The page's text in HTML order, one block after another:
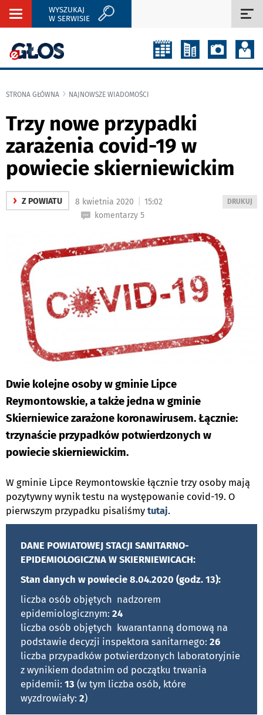
Rozwiń
WYSZUKAJ
W SERWISIE
STRONA GŁÓWNA NAJNOWSZE WIADOMOŚCI
Trzy nowe przypadki
zarażenia covid-19 w
powiecie skierniewickim
› Z POWIATU
WYDRUKUJ
DRUKUJ
8 kwietnia 2020
15:02
komentarzy 5
Dwie kolejne osoby w gminie Lipce
Reymontowskie, a także jedna w gminie
Skierniewice zarażone koronawirusem. Łącznie:
trzynaście przypadków potwierdzonych w
powiecie skierniewickim.
W gminie Lipce Reymontowskie łącznie trzy osoby mają
pozytywny wynik testu na występowanie covid-19. O
pierwszym przypadku pisaliśmy tutaj.
DANE POWIATOWEJ STACJI SANITARNO-
EPIDEMIOLOGICZNA W SKIERNIEWICACH:
Stan danych w powiecie 8.04.2020 (godz. 13):
liczba osób objętych nadzorem
epidemiologicznym: 24
liczba osób objętych kwarantanną domową na
podstawie decyzji inspektora sanitarnego: 26
liczba przypadków potwierdzonych laboratoryjnie
z wynikiem dodatnim od początku trwania
epidemii: 13 (w tym liczba osób, które
wyzdrowiały: 2)